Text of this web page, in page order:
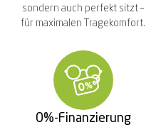
sondern auch perfekt sitzt –
für maximalen Tragekomfort.
0%-Finanzierung